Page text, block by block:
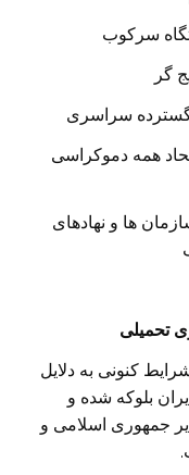
سرکوب
گر
گسترده سراسری
همه دموکراسی
ها و نهادهای
تحمیلی
کنونی به دلایل
بلوکه شده و
جمهوری اسلامی و